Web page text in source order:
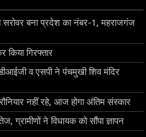
सरोवर बना प्रदेश का नंबर-1, महराजगंज
किया गिरफ्तार
व एसपी ने पंचमुखी शिव मंदिर
नहीं रहे, आज होगा अंतिम संस्कार
ग्रामीणों ने विधायक को सौंपा ज्ञापन